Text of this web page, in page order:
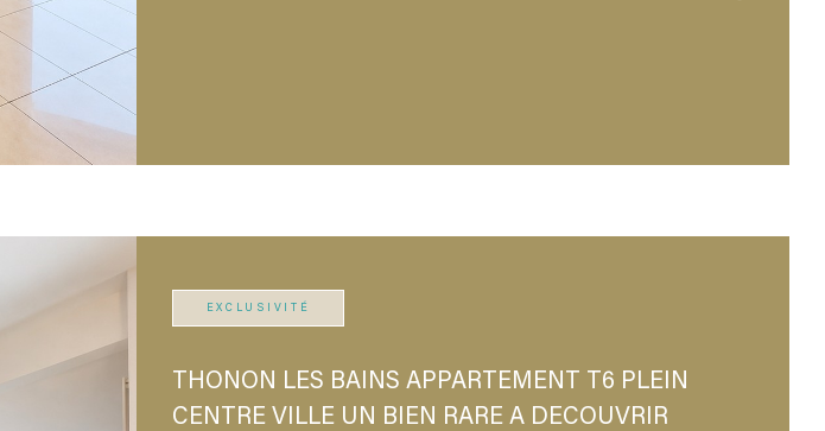
EXCLUSIVITÉ
THONON LES BAINS APPARTEMENT T6 PLEIN
CENTRE VILLE UN BIEN RARE A DECOUVRIR